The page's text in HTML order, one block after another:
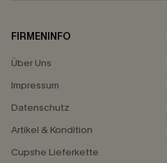
FIRMENINFO
Über Uns
Impressum
Datenschutz
Artikel & Kondition
Cupshe Lieferkette